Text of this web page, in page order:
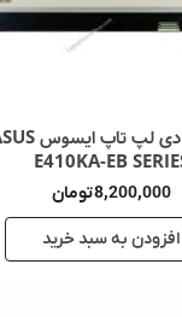
ال سی دی لپ تاپ ایسوس ASUS
X515MA-
تومان
به سبد خرید